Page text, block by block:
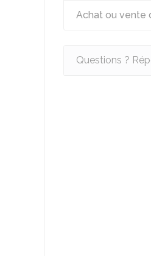
Achat ou vente
Questions ?